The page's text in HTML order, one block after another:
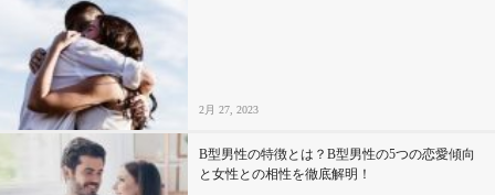
2月 27, 2023
B型男性の特徴とは？B型男性の5つの恋愛傾向
と女性との相性を徹底解明！